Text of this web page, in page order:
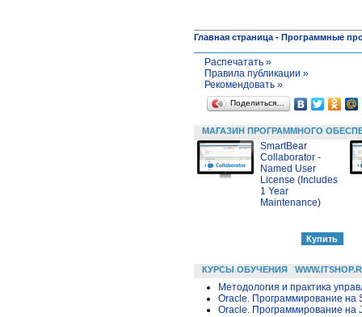
Главная страница - Программные
Распечатать »
Правила публикации »
Рекомендовать »
Поделиться…
МАГАЗИН ПРОГРАММНОГО
SmartBear
Collaborator -
Named User
License (Includes
1 Year
Maintenance)
КУРСЫ ОБУЧЕНИЯ
Методология и практика
Oracle. Программирование на
Oracle. Программирование на